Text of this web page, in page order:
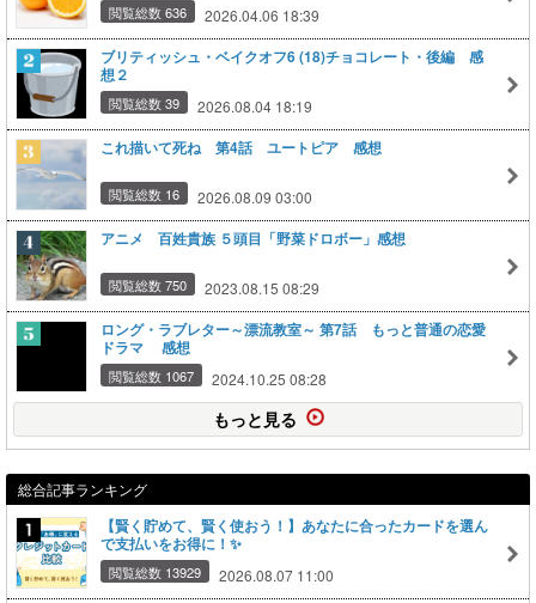
閲覧総数 636 2026.04.06 18:39
ブリティッシュ・ベイクオフ6 (18)チョコレート・後編 感
想２
閲覧総数 39 2026.08.04 18:19
これ描いて死ね 第4話 ユートピア 感想
閲覧総数 16 2026.08.09 03:00
アニメ 百姓貴族 ５頭目「野菜ドロボー」感想
閲覧総数 750 2023.08.15 08:29
ロング・ラブレター～漂流教室～ 第7話 もっと普通の恋愛
ドラマ 感想
閲覧総数 1067 2024.10.25 08:28
もっと見る
総合記事ランキング
【賢く貯めて、賢く使おう！】あなたに合ったカードを選ん
で支払いをお得に！✨
閲覧総数 13929 2026.08.07 11:00